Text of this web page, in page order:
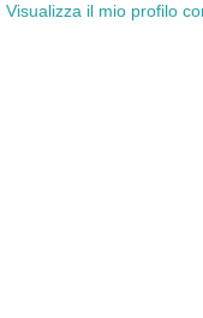
Visualizza il mio profilo